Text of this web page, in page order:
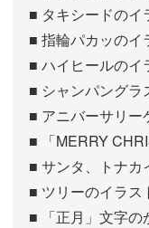
■ タキシードのイ
■ 指輪パカッのイ
■ ハイヒールのイ
■ シャンパングラ
■ アニバーサリー
■ 「MERRY
■ サンタ、トナカ
■ ツリーのイラス
■ 「正月」文字の